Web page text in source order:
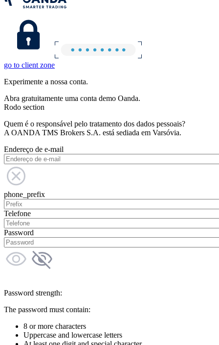
go to client zone
Experimente a nossa conta.
Abra gratuitamente uma conta demo Oanda.
Rodo section
Quem é o responsável pelo tratamento dos dados pessoais?
A OANDA TMS Brokers S.A. está sediada em Varsóvia.
Endereço de e-mail
phone_prefix
Telefone
Password
Password strength:
The password must contain:
8 or more characters
Uppercase and lowercase letters